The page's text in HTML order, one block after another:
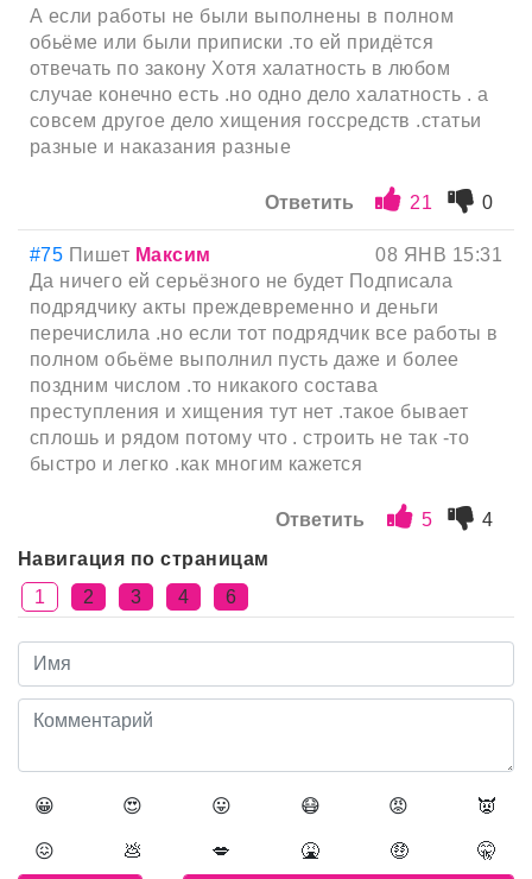
А если работы не были выполнены в полном
обьёме или были приписки .то ей придётся
отвечать по закону Хотя халатность в любом
случае конечно есть .но одно дело халатность . а
совсем другое дело хищения госсредств .статьи
разные и наказания разные
Ответить 21 0
#75 Пишет Максим
08 ЯНВ 15:31
Да ничего ей серьёзного не будет Подписала
подрядчику акты преждевременно и деньги
перечислила .но если тот подрядчик все работы в
полном обьёме выполнил пусть даже и более
поздним числом .то никакого состава
преступления и хищения тут нет .такое бывает
сплошь и рядом потому что . строить не так -то
быстро и легко .как многим кажется
Ответить 5
4
Навигация по страницам
1
2 3 4 6
😀 😍 😛 😷 😡 👿
😖 💩 💋 🤮 🤑 🤫